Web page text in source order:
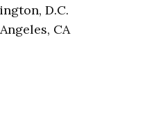
D.C.
CA